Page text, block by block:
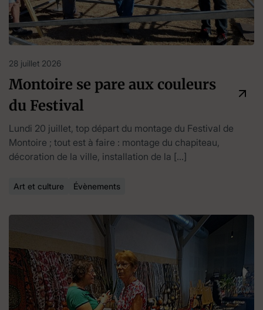
28 juillet 2026
Montoire se pare aux couleurs
du Festival
Lundi 20 juillet, top départ du montage du Festival de
Montoire ; tout est à faire : montage du chapiteau,
décoration de la ville, installation de la […]
Art et culture Évènements